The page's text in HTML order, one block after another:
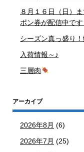
８月１６日（日）
ポン券が配信中です
シーズン真っ盛り
入荷情報～♪
三層肉
アーカイブ
2026年8月 (6)
2026年7月 (25)